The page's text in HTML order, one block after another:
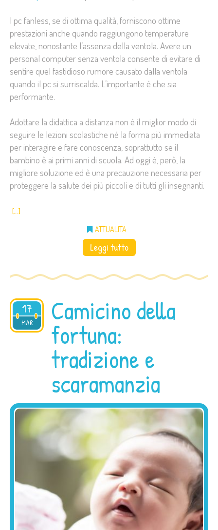
I pc fanless, se di ottima qualità, forniscono ottime
prestazioni anche quando raggiungono temperature
elevate, nonostante l’assenza della ventola. Avere un
personal computer senza ventola consente di evitare di
sentire quel fastidioso rumore causato dalla ventola
quando il pc si surriscalda. L’importante è che sia
performante.
Adottare la didattica a distanza non è il miglior modo di
seguire le lezioni scolastiche né la forma più immediata
per interagire e fare conoscenza, soprattutto se il
bambino è ai primi anni di scuola. Ad oggi è, però, la
migliore soluzione ed è una precauzione necessaria per
proteggere la salute dei più piccoli e di tutti gli insegnanti.
[…]
ATTUALITÀ
Leggi tutto
17
MAR
2021 Camicino della
fortuna:
tradizione e
scaramanzia